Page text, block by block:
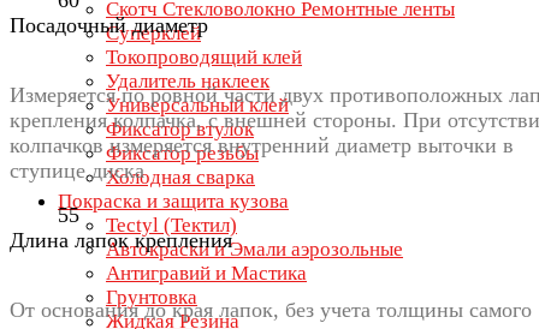
Скотч Стекловолокно Ремонтные ленты
Суперклей
Токопроводящий клей
Удалитель наклеек
Универсальный клей
Фиксатор втулок
Фиксатор резьбы
Холодная сварка
Покраска и защита кузова
Tectyl (Тектил)
Автокраски и Эмали аэрозольные
Антигравий и Мастика
Грунтовка
Жидкая Резина
Посадочный диаметр
Измеряется по ровной части двух противоположных
крепления колпачка, с внешней стороны. При
колпачков измеряется внутренний диаметр выточки в
ступице диска
55
Длина лапок крепления
От основания до края лапок, без учета толщины самого